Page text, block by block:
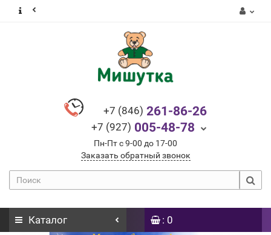
+7 (846) 261-86-26
+7 (927) 005-48-78
Пн-Пт с 9-00 до 17-00
Заказать обратный звонок
Каталог : 0